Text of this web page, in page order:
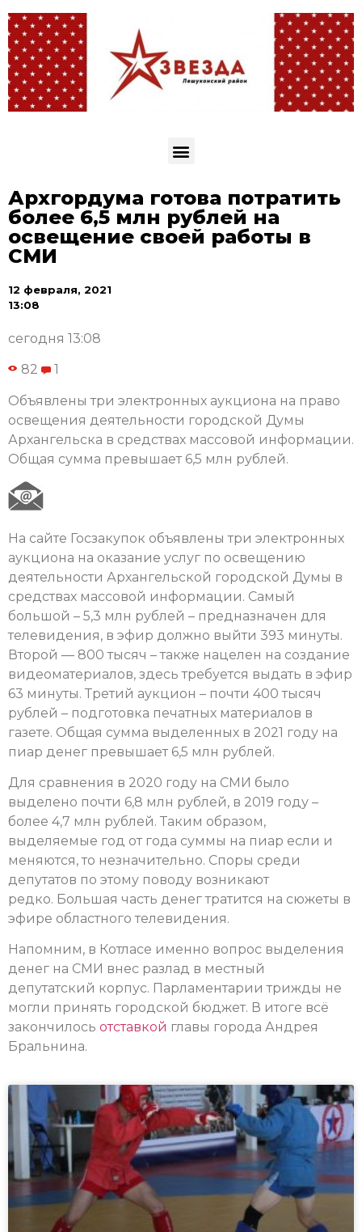
Архгордума готова потратить
более 6,5 млн рублей на
освещение своей работы в
СМИ
12 февраля, 2021
13:08
сегодня 13:08
82 1
Объявлены три электронных аукциона на право
освещения деятельности городской Думы
Архангельска в средствах массовой информации.
Общая сумма превышает 6,5 млн рублей.
На сайте Госзакупок объявлены три электронных
аукциона на оказание услуг по освещению
деятельности Архангельской городской Думы в
средствах массовой информации. Самый
большой – 5,3 млн рублей – предназначен для
телевидения, в эфир должно выйти 393 минуты.
Второй — 800 тысяч – также нацелен на создание
видеоматериалов, здесь требуется выдать в эфир
63 минуты. Третий аукцион – почти 400 тысяч
рублей – подготовка печатных материалов в
газете. Общая сумма выделенных в 2021 году на
пиар денег превышает 6,5 млн рублей.
Для сравнения в 2020 году на СМИ было
выделено почти 6,8 млн рублей, в 2019 году –
более 4,7 млн рублей. Таким образом,
выделяемые год от года суммы на пиар если и
меняются, то незначительно. Споры среди
депутатов по этому поводу возникают
редко. Большая часть денег тратится на сюжеты в
эфире областного телевидения.
Напомним, в Котласе именно вопрос выделения
денег на СМИ внес разлад в местный
депутатский корпус. Парламентарии трижды не
могли принять городской бюджет. В итоге всё
закончилось отставкой главы города Андрея
Бральнина.